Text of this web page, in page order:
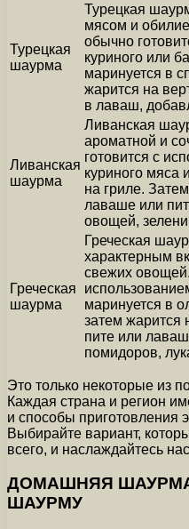
Турецкая
шаурма
Турецкая
мясом и
обычно
куриного или
маринуется в
жарится на
в лаваш,
Ливанская
шаурма
Ливанская
ароматной и
готовится с
куриного мяса
на гриле.
лаваше или
овощей, зелени
Греческая
шаурма
Греческая
характерным
свежих
маринуется в
затем жарится
пите или
помидоров,
Это только некоторые из
Каждая страна и регион
и способы приготовления
Выбирайте вариант,
всего, и наслаждайтесь
ДОМАШНЯЯ
ШАУРМУ